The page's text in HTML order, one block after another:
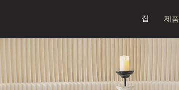
집 제품